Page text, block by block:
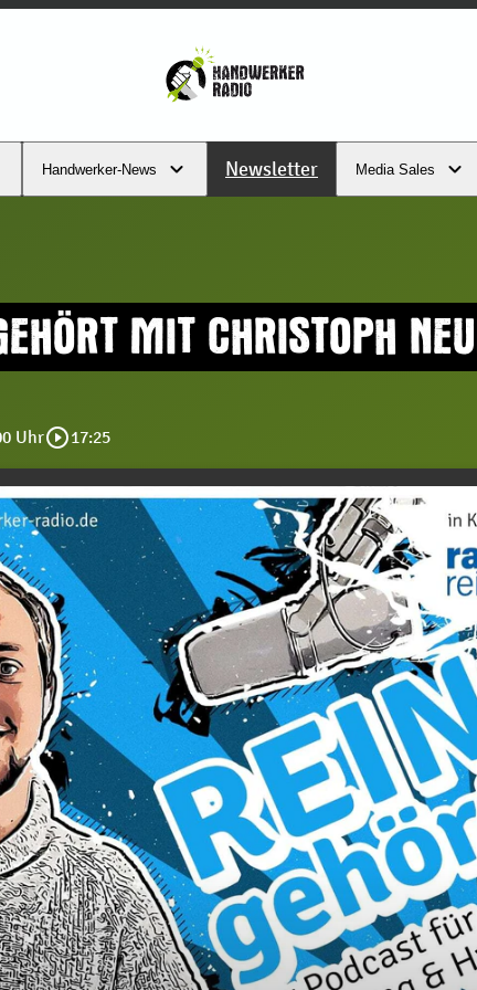
Handwerker-News Newsletter Media Sales
MIT CHRISTOPH
Uhrplay_circle_outline17:25